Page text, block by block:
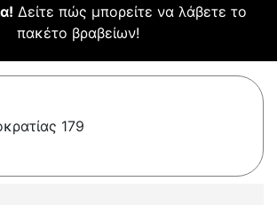
Δείτε πώς μπορείτε να λάβετε το
πακέτο βραβείων!
179